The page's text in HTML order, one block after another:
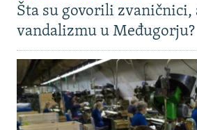
Šta su govorili zvaničnici,
vandalizmu u Međugorju?